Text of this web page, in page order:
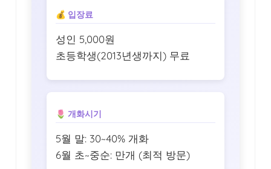
💰 입장료
성인 5,000원
초등학생(2013년생까지) 무료
🌷 개화시기
5월 말: 30~40% 개화
6월 초~중순: 만개 (최적 방문)